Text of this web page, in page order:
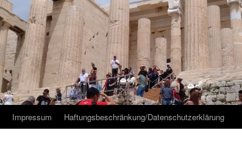
Impressum Haftungsbeschränkung/Datenschutzerklärung